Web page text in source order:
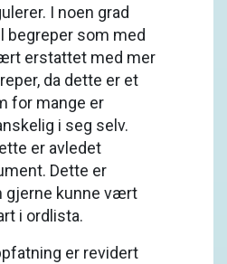
I noen grad
begreper som med
erstattet med mer
da dette er et
for mange er
i seg selv.
er avledet
Dette er
gjerne kunne vært
i ordlista.
er revidert